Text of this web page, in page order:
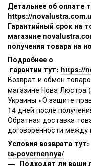
Детальнее об оплате
https://
Гарантийный срок на
магазине
получения товара на
Подробнее о
гарантии тут: https://
Возврат и обмен
магазине Нова Люстра
Украины «О защите
14 дней после
Обратная доставка
договоренности между
Условия возврата тут:
ta-povernennya/
Подходят ли ваши